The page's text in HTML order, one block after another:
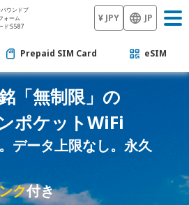
ウンドプ
ォーム
ド:5587
¥ JPY JP
Prepaid SIM Card eSIM
「無制限」の
ポケットWiFi
。データ上限なし。永久
ク付き